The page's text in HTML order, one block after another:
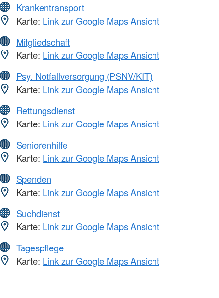
Krankentransport
Karte: Link zur Google Maps Ansicht
Mitgliedschaft
Karte: Link zur Google Maps Ansicht
Psy. Notfallversorgung (PSNV/KIT)
Karte: Link zur Google Maps Ansicht
Rettungsdienst
Karte: Link zur Google Maps Ansicht
Seniorenhilfe
Karte: Link zur Google Maps Ansicht
Spenden
Karte: Link zur Google Maps Ansicht
Suchdienst
Karte: Link zur Google Maps Ansicht
Tagespflege
Karte: Link zur Google Maps Ansicht